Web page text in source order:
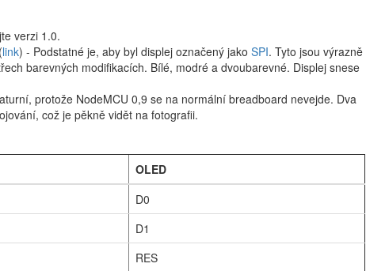
verzi 1.0.
(link) - Podstatné je, aby byl displej označený jako SPI. Tyto jsou výrazně
barevných modifikacích. Bílé, modré a dvoubarevné. Displej snese
protože NodeMCU 0,9 se na normální breadboard nevejde. Dva
což je pěkně vidět na fotografii.
OLED
D0
D1
RES